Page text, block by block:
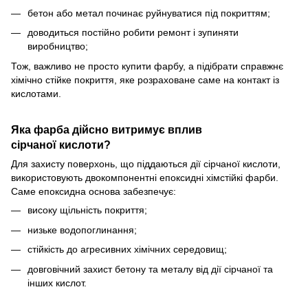
бетон або метал починає руйнуватися під покриттям;
доводиться постійно робити ремонт і зупиняти
виробництво;
Тож, важливо не просто купити фарбу, а підібрати справжнє
хімічно стійке покриття, яке розраховане саме на контакт із
кислотами.
Яка фарба дійсно витримує вплив
сірчаної кислоти?
Для захисту поверхонь, що піддаються дії сірчаної кислоти,
використовують двокомпонентні епоксидні хімстійкі фарби.
Саме епоксидна основа забезпечує:
високу щільність покриття;
низьке водопоглинання;
стійкість до агресивних хімічних середовищ;
довговічний захист бетону та металу від дії сірчаної та
інших кислот.